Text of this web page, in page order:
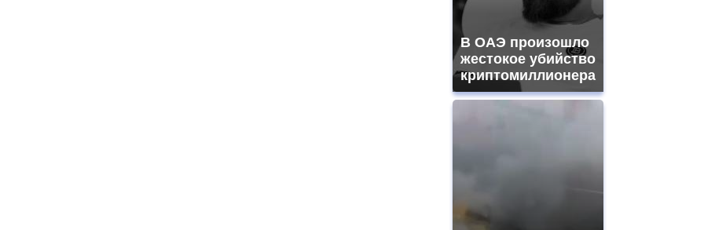
В ОАЭ произошло
жестокое убийство
криптомиллионера